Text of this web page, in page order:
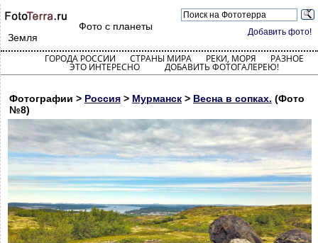
Добавить фото!
Фото с планеты
Земля
ГОРОДА РОССИИ СТРАНЫ МИРА РЕКИ, МОРЯ РАЗНОЕ
ЭТО ИНТЕРЕСНО ДОБАВИТЬ ФОТОГАЛЕРЕЮ!
Фотографии > Россия > Мурманск > Весна в сопках. (Фото
№8)